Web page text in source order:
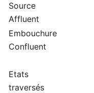
Source
Affluent
Embouchure
Confluent
Etats
traversés